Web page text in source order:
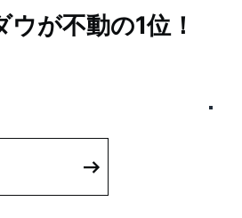
が不動の1位！